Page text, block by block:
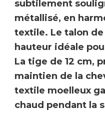
subtilement
métallisé, en
textile. Le talon
hauteur idéale
La tige de 12 cm,
maintien de la
textile moelleux
chaud pendant la